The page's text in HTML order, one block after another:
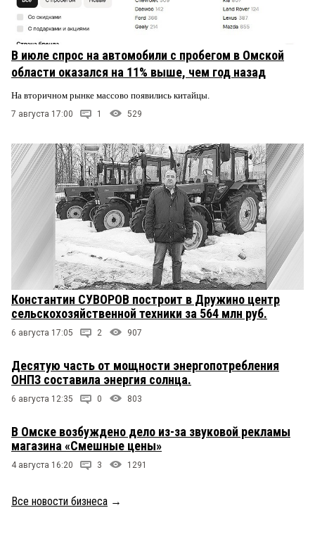
В июле спрос на автомобили с пробегом в Омской
области оказался на 11% выше, чем год назад
На вторичном рынке массово появились китайцы.
7 августа 17:00 1 529
Константин СУВОРОВ построит в Дружино центр
сельскохозяйственной техники за 564 млн руб.
6 августа 17:05 2 907
Десятую часть от мощности энергопотребления
ОНПЗ составила энергия солнца.
6 августа 12:35 0 803
В Омске возбуждено дело из-за звуковой рекламы
магазина «Смешные цены»
4 августа 16:20 3 1291
Все новости бизнеса →